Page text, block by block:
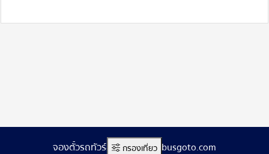
กรองเที่ยว
จองตั๋วรถทัวร์ออนไลน์ www.busgoto.com